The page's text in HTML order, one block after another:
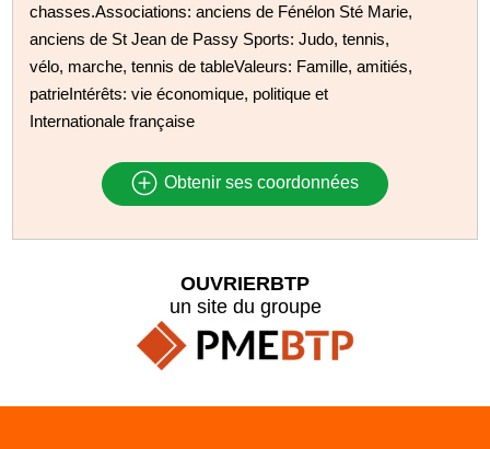
chasses.Associations: anciens de Fénélon Sté Marie,
anciens de St Jean de Passy Sports: Judo, tennis,
vélo, marche, tennis de tableValeurs: Famille, amitiés,
patrieIntérêts: vie économique, politique et
Internationale française
Obtenir ses coordonnées
OUVRIERBTP
un site du groupe